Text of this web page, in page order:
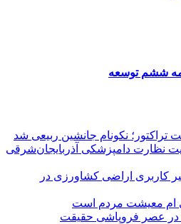
ششم توسعه
تراکتور؛ نکونام جانشین ربیعی شد
نظارت دامپزشکی آذربایجان‌شرقی
کاربری اراضی کشاورزی در
ام معیشت مردم است
در عصر فروپاشی حقیقت